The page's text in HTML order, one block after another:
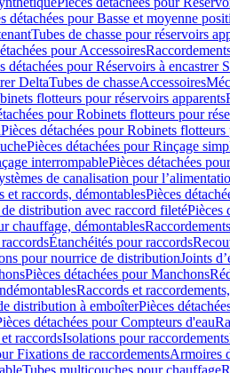
détachées pour Basse et moyenne
Tubes de chasse pour réservoirs
pour Accessoires
détachées pour Réservoirs à encastrer
DeltaTubes de chasseAccessoires
flotteurs pour réservoirs apparents
pour Robinets flotteurs pour
Pièces détachées pour Robinets
Pièces détachées pour Rinçage
interrompablePièces détachées
de canalisation pour
et raccords, démontablesPièces
distribution avec raccord filetéPièces
chauffage, démontables
Étanchéités pour raccords
pour nourrice de distributionJoints
Pièces détachées pour Manchons
Raccords et
distribution à emboîterPièces
détachées pour Compteurs d'eau
raccordsIsolations pour raccordements
Fixations de raccordementsArmoires
Tubes multicouches pour chauffage